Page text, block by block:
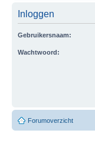
Inloggen
Gebruikersnaam:
Wachtwoord:
Forumoverzicht